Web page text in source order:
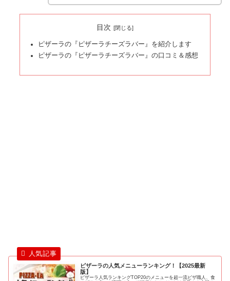
目次
ピザーラの『ピザーラチーズラバー』を紹介します
ピザーラの『ピザーラチーズラバー』の口コミ＆感想
ピザーラの人気メニューランキング！【2025最新
版】
ピザーラ人気ランキングTOP20のメニューを超一流ピザ職人、食